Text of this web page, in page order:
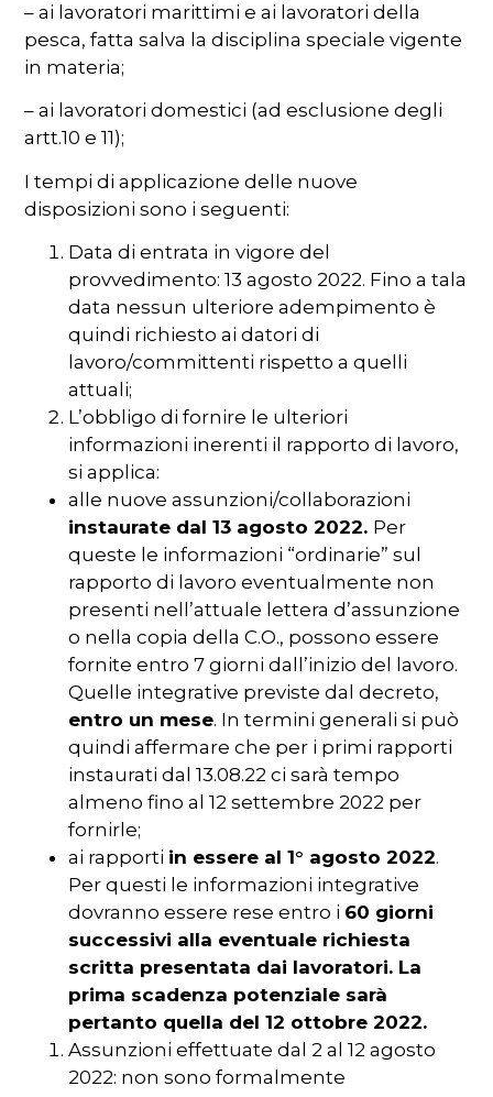
– ai lavoratori marittimi e ai lavoratori della
pesca, fatta salva la disciplina speciale vigente
in materia;
– ai lavoratori domestici (ad esclusione degli
artt.10 e 11);
I tempi di applicazione delle nuove
disposizioni sono i seguenti:
Data di entrata in vigore del
provvedimento: 13 agosto 2022. Fino a tala
data nessun ulteriore adempimento è
quindi richiesto ai datori di
lavoro/committenti rispetto a quelli
attuali;
L’obbligo di fornire le ulteriori
informazioni inerenti il rapporto di lavoro,
si applica:
alle nuove assunzioni/collaborazioni
instaurate dal 13 agosto 2022. Per
queste le informazioni “ordinarie” sul
rapporto di lavoro eventualmente non
presenti nell’attuale lettera d’assunzione
o nella copia della C.O., possono essere
fornite entro 7 giorni dall’inizio del lavoro.
Quelle integrative previste dal decreto,
entro un mese. In termini generali si può
quindi affermare che per i primi rapporti
instaurati dal 13.08.22 ci sarà tempo
almeno fino al 12 settembre 2022 per
fornirle;
ai rapporti in essere al 1° agosto 2022.
Per questi le informazioni integrative
dovranno essere rese entro i 60 giorni
successivi alla eventuale richiesta
scritta presentata dai lavoratori. La
prima scadenza potenziale sarà
pertanto quella del 12 ottobre 2022.
Assunzioni effettuate dal 2 al 12 agosto
2022: non sono formalmente